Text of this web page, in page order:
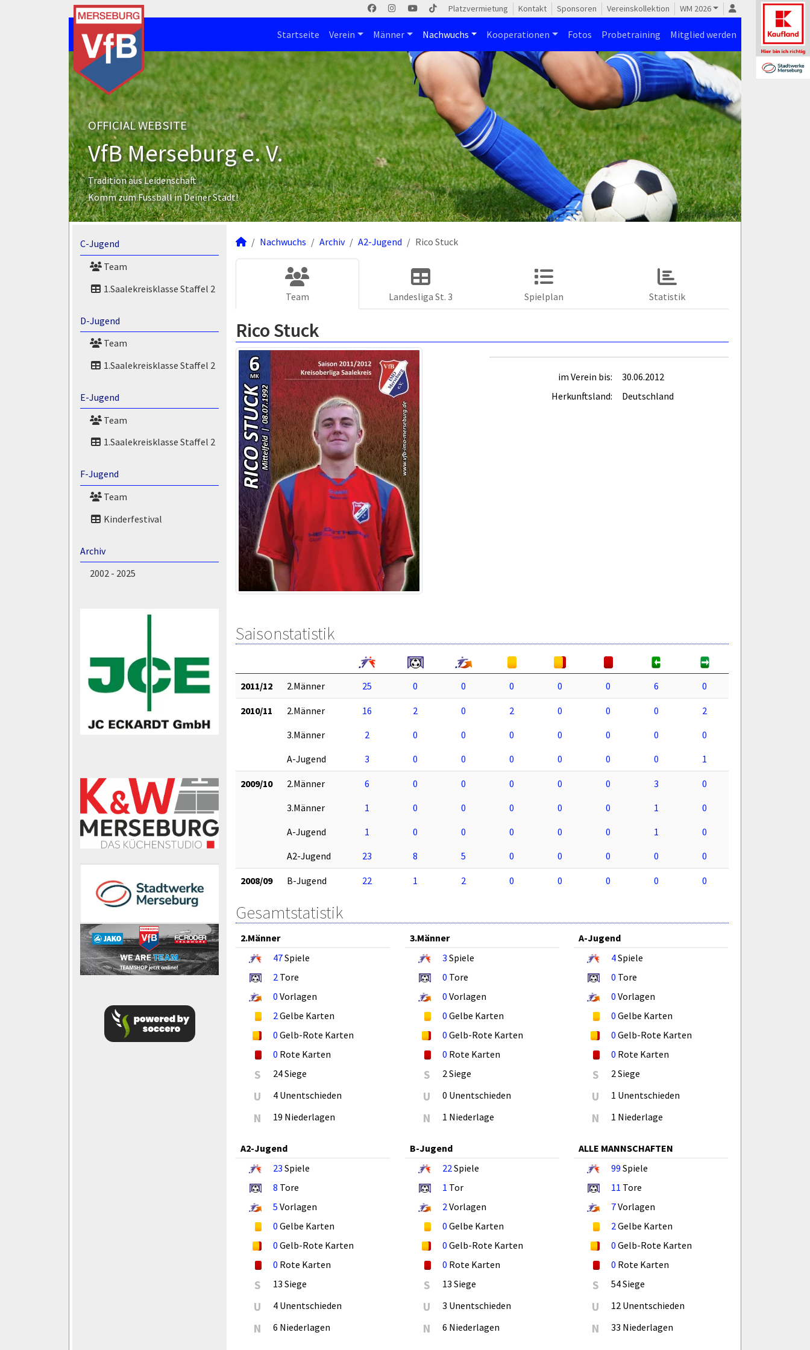
Platzvermietung Kontakt Sponsoren Vereinskollektion WM 2026
Startseite Verein Männer Nachwuchs Kooperationen Fotos Probetraining Mitglied werden
OFFICIAL WEBSITE
VfB Merseburg e. V.
Tradition aus Leidenschaft
Komm zum Fussball in Deiner Stadt!
C-Jugend
Team
1.Saalekreisklasse Staffel 2
D-Jugend
Team
1.Saalekreisklasse Staffel 2
E-Jugend
Team
1.Saalekreisklasse Staffel 2
F-Jugend
Team
Kinderfestival
Archiv
2002 - 2025
Nachwuchs Archiv A2-Jugend Rico Stuck
Team Landesliga St. 3 Spielplan Statistik
Rico Stuck
im Verein bis:
30.06.2012
Herkunftsland:
Deutschland
Saisonstatistik
2011/12 2.Männer 25 0 0 0 0 0 6 0
2010/11 2.Männer 16 2 0 2 0 0 0
2
3.Männer
2 0 0 0 0 0 0
0
A-Jugend
3 0 0 0 0 0 0 1
2009/10 2.Männer 6 0 0 0 0 0 3
0
3.Männer
1 0 0 0 0 0 1
0
A-Jugend
1 0 0 0 0 0 1
0
A2-Jugend
23 8 5 0 0 0 0 0
2008/09 B-Jugend 22 1 2 0 0 0 0 0
Gesamtstatistik
2.Männer
47Spiele
2 Tore
0 Vorlagen
2Gelbe Karten
0 Gelb-Rote Karten
0 Rote Karten
S 24 Siege
U 4 Unentschieden
N 19 Niederlagen
3.Männer
3 Spiele
0 Tore
0 Vorlagen
0 Gelbe Karten
0 Gelb-Rote Karten
0 Rote Karten
S 2 Siege
U 0 Unentschieden
N 1 Niederlage
A-Jugend
4Spiele
0 Tore
0 Vorlagen
0 Gelbe Karten
0 Gelb-Rote Karten
0 Rote Karten
S 2 Siege
U 1 Unentschieden
N 1 Niederlage
A2-Jugend
23 Spiele
8 Tore
5 Vorlagen
0 Gelbe Karten
0 Gelb-Rote Karten
0 Rote Karten
S 13 Siege
U 4 Unentschieden
N 6 Niederlagen
B-Jugend
22Spiele
1 Tor
2Vorlagen
0 Gelbe Karten
0 Gelb-Rote Karten
0 Rote Karten
S 13 Siege
U 3 Unentschieden
N 6 Niederlagen
ALLE MANNSCHAFTEN
99 Spiele
11 Tore
7Vorlagen
2Gelbe Karten
0 Gelb-Rote Karten
0 Rote Karten
S 54 Siege
U 12 Unentschieden
N 33 Niederlagen